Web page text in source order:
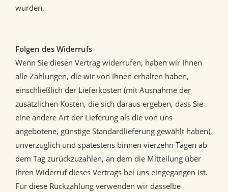
wurden.
Folgen des Widerrufs
Wenn Sie diesen Vertrag widerrufen, haben wir Ihnen
alle Zahlungen, die wir von Ihnen erhalten haben,
einschließlich der Lieferkosten (mit Ausnahme der
zusätzlichen Kosten, die sich daraus ergeben, dass Sie
eine andere Art der Lieferung als die von uns
angebotene, günstige Standardlieferung gewählt haben),
unverzüglich und spätestens binnen vierzehn Tagen ab
dem Tag zurückzuzahlen, an dem die Mitteilung über
Ihren Widerruf dieses Vertrags bei uns eingegangen ist.
Für diese Rückzahlung verwenden wir dasselbe